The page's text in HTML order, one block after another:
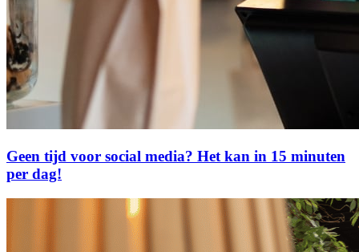
Geen tijd voor social media? Het kan in 15 minuten
per dag!